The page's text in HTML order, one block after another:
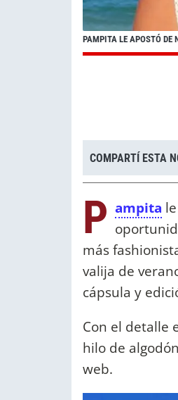
PAMPITA LE APOSTÓ DE
COMPARTÍ ESTA
P ampita
más
valija de
cápsula y
Con el detalle
hilo de
web.